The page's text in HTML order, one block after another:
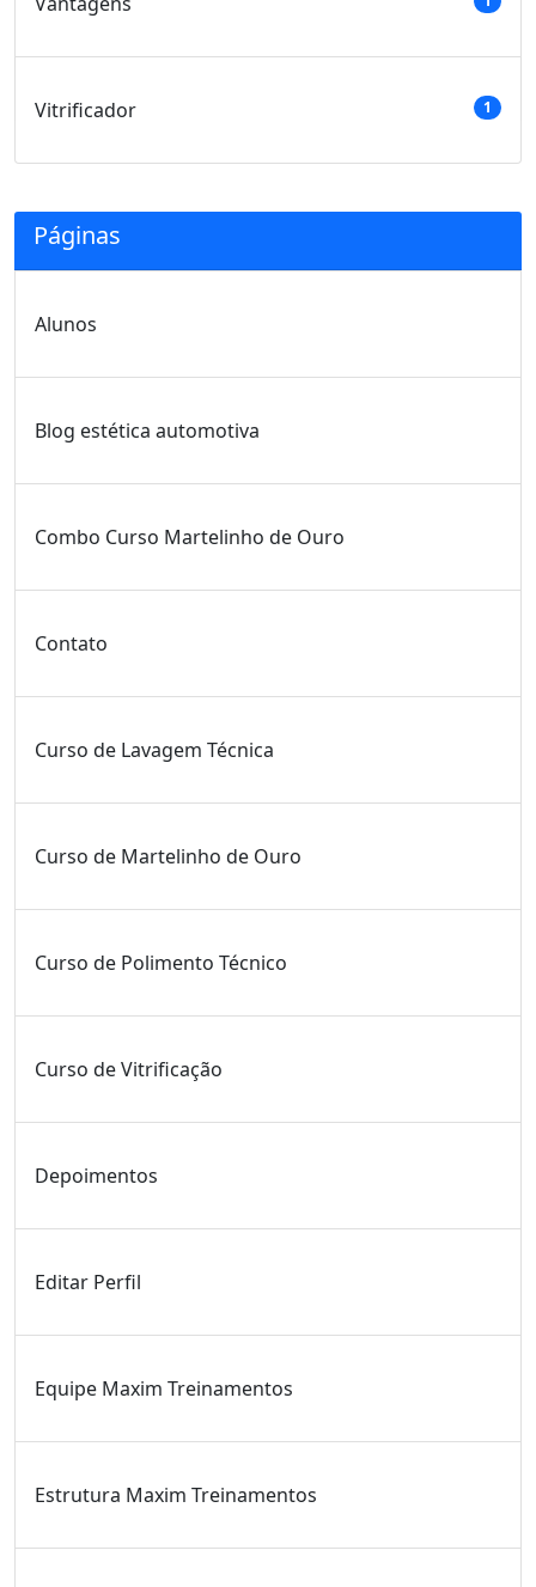
Vitrificador 1
Páginas
Alunos
Blog estética automotiva
Combo Curso Martelinho de Ouro
Contato
Curso de Lavagem Técnica
Curso de Martelinho de Ouro
Curso de Polimento Técnico
Curso de Vitrificação
Depoimentos
Editar Perfil
Equipe Maxim Treinamentos
Estrutura Maxim Treinamentos